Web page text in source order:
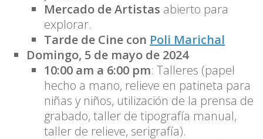
Mercado de Artistas abierto para
explorar.
Tarde de Cine con Poli Marichal
Domingo, 5 de mayo de 2024
10:00 am a 6:00 pm: Talleres (papel
hecho a mano, relieve en patineta para
niñas y niños, utilización de la prensa de
grabado, taller de tipografía manual,
taller de relieve, serigrafía).